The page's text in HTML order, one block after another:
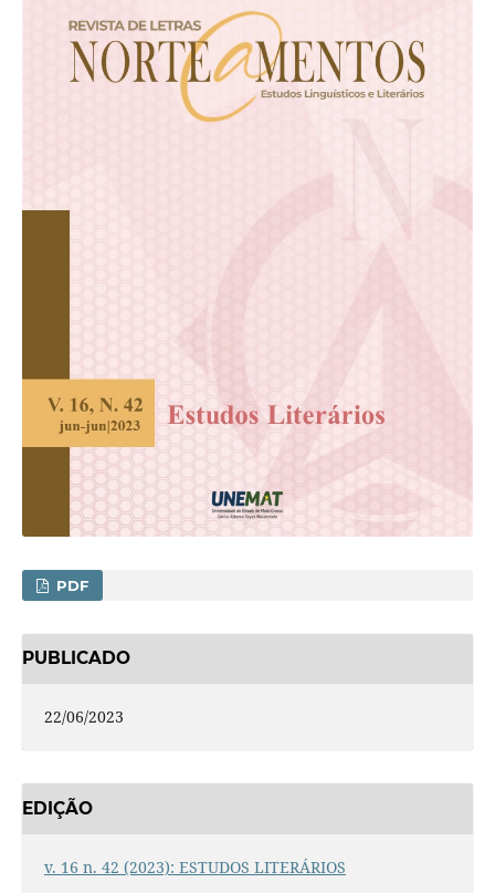
PDF
PUBLICADO
22/06/2023
EDIÇÃO
v. 16 n. 42 (2023): ESTUDOS LITERÁRIOS